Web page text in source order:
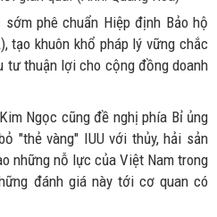
phê chuẩn Hiệp định Bảo hộ
tạo khuôn khổ pháp lý vững chắc
tư thuận lợi cho cộng đồng doanh
Ngọc cũng đề nghị phía Bỉ ủng
"thẻ vàng" IUU với thủy, hải sản
những nỗ lực của Việt Nam trong
đánh giá này tới cơ quan có